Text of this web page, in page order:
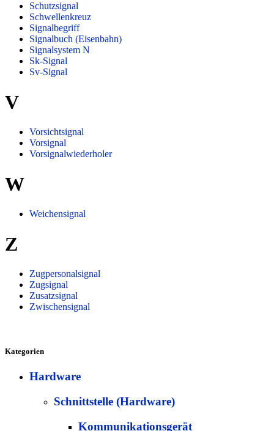
Schutzsignal
Schwellenkreuz
Signalbegriff
Signalbuch (Eisenbahn)
Signalsystem N
Sk-Signal
Sv-Signal
V
Vorsichtsignal
Vorsignal
Vorsignalwiederholer
W
Weichensignal
Z
Zugpersonalsignal
Zugsignal
Zusatzsignal
Zwischensignal
Kategorien
Hardware
Schnittstelle (Hardware)
Kommunikationsgerät